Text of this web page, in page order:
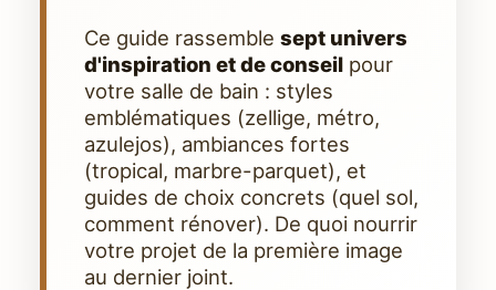
Ce guide rassemble sept univers
d'inspiration et de conseil pour
votre salle de bain : styles
emblématiques (zellige, métro,
azulejos), ambiances fortes
(tropical, marbre-parquet), et
guides de choix concrets (quel sol,
comment rénover). De quoi nourrir
votre projet de la première image
au dernier joint.